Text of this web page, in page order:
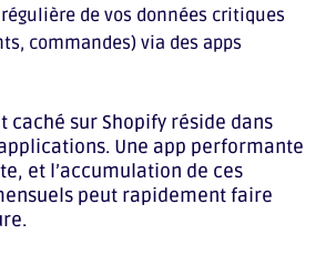
régulière de vos données critiques
commandes) via des apps
caché sur Shopify réside dans
Une app performante
et l’accumulation de ces
peut rapidement faire